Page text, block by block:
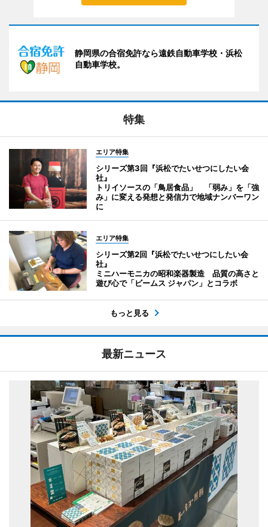
静岡県の合宿免許なら遠鉄自動車学校・浜松
自動車学校。
特集
エリア特集
シリーズ第3回『浜松でたいせつにしたい会
社』
トリイソースの「鳥居食品」 「弱み」を「強
み」に変える発想と発信力で地域ナンバーワン
に
エリア特集
シリーズ第2回『浜松でたいせつにしたい会
社』
ミニハーモニカの昭和楽器製造 品質の高さと
遊び心で「ビームス ジャパン」とコラボ
もっと見る
最新ニュース